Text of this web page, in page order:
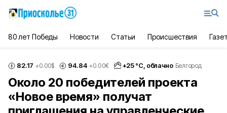
80 лет Победы Новости Статьи Происшествия
82.17 +0.00$ 94.84 +0.00€ +25°С, облачно Белгород
Около 20 победителей проекта
«Новое время» получат